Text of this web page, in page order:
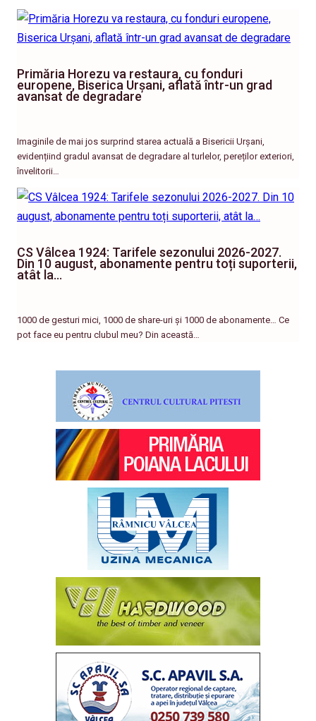
Primăria Horezu va restaura, cu fonduri
europene, Biserica Urșani, aflată într-un grad
avansat de degradare
Imaginile de mai jos surprind starea actuală a Bisericii Urșani,
evidențiind gradul avansat de degradare al turlelor, pereților exteriori,
învelitorii…
CS Vâlcea 1924: Tarifele sezonului 2026-2027.
Din 10 august, abonamente pentru toți suporterii,
atât la…
1000 de gesturi mici, 1000 de share-uri și 1000 de abonamente… Ce
pot face eu pentru clubul meu? Din această…